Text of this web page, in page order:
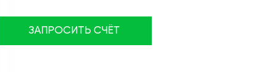
ЗАПРОСИТЬ СЧЁТ